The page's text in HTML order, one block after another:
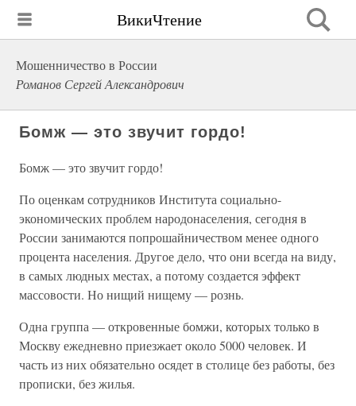
ВикиЧтение
Мошенничество в России
Романов Сергей Александрович
Бомж — это звучит гордо!
Бомж — это звучит гордо!
По оценкам сотрудников Института социально-
экономических проблем народонаселения, сегодня в
России занимаются попрошайничеством менее одного
процента населения. Другое дело, что они всегда на виду,
в самых людных местах, а потому создается эффект
массовости. Но нищий нищему — рознь.
Одна группа — откровенные бомжи, которых только в
Москву ежедневно приезжает около 5000 человек. И
часть из них обязательно осядет в столице без работы, без
прописки, без жилья.